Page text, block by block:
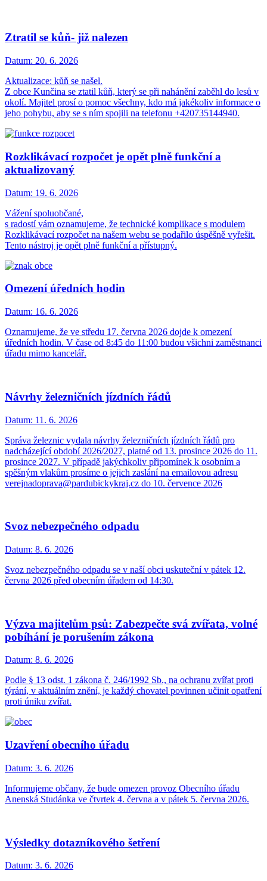
Ztratil se kůň- již nalezen
Datum: 20. 6. 2026
Aktualizace: kůň se našel.
Z obce Kunčina se ztatil kůň, který se při nahánění zaběhl do lesů v
okolí. Majitel prosí o pomoc všechny, kdo má jakékoliv informace o
jeho pohybu, aby se s ním spojili na telefonu +420735144940.
Rozklikávací rozpočet je opět plně funkční a
aktualizovaný
Datum: 19. 6. 2026
Vážení spoluobčané,
s radostí vám oznamujeme, že technické komplikace s modulem
Rozklikávací rozpočet na našem webu se podařilo úspěšně vyřešit.
Tento nástroj je opět plně funkční a přístupný.
Omezení úředních hodin
Datum: 16. 6. 2026
Oznamujeme, že ve středu 17. června 2026 dojde k omezení
úředních hodin. V čase od 8:45 do 11:00 budou všichni zaměstnanci
úřadu mimo kancelář.
Návrhy železničních jízdních řádů
Datum: 11. 6. 2026
Správa železnic vydala návrhy železničních jízdních řádů pro
nadcházející období 2026/2027, platné od 13. prosince 2026 do 11.
prosince 2027. V případě jakýchkoliv připomínek k osobním a
spěšným vlakům prosíme o jejich zaslání na emailovou adresu
verejnadoprava@pardubickykraj.cz do 10. července 2026
Svoz nebezpečného odpadu
Datum: 8. 6. 2026
Svoz nebezpečného odpadu se v naší obci uskuteční v pátek 12.
června 2026 před obecním úřadem od 14:30.
Výzva majitelům psů: Zabezpečte svá zvířata, volné
pobíhání je porušením zákona
Datum: 8. 6. 2026
Podle § 13 odst. 1 zákona č. 246/1992 Sb., na ochranu zvířat proti
týrání, v aktuálním znění, je každý chovatel povinnen učinit opatření
proti úniku zvířat.
Uzavření obecního úřadu
Datum: 3. 6. 2026
Informujeme občany, že bude omezen provoz Obecního úřadu
Anenská Studánka ve čtvrtek 4. června a v pátek 5. června 2026.
Výsledky dotazníkového šetření
Datum: 3. 6. 2026